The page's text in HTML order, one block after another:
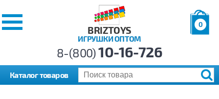
BRIZTOYS
ИГРУШКИ ОПТОМ
0
р.
8-(800)10-16-726
Каталог товаров